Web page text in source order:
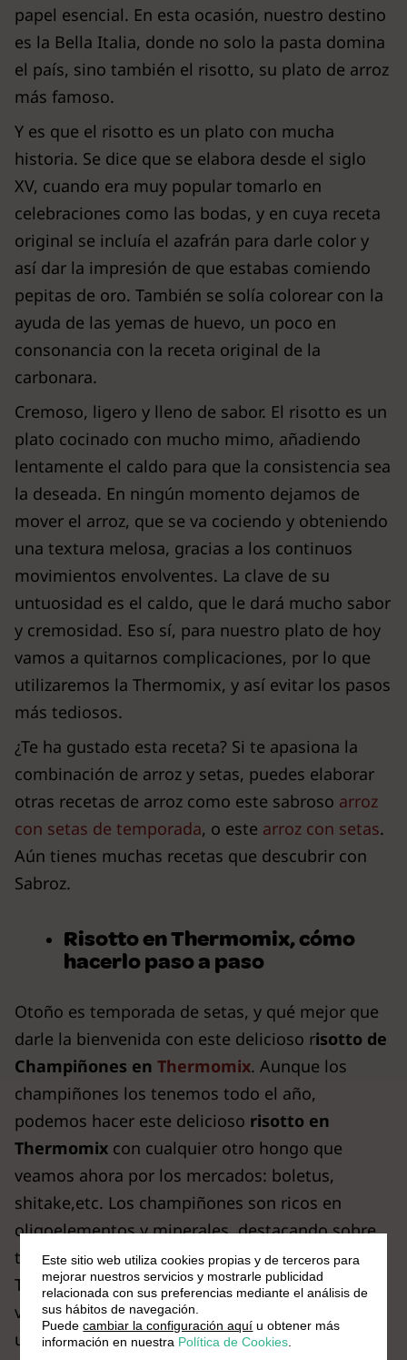
papel esencial. En esta ocasión, nuestro destino
es la Bella Italia, donde no solo la pasta domina
el país, sino también el risotto, su plato de arroz
más famoso.
Y es que el risotto es un plato con mucha
historia. Se dice que se elabora desde el siglo
XV, cuando era muy popular tomarlo en
celebraciones como las bodas, y en cuya receta
original se incluía el azafrán para darle color y
así dar la impresión de que estabas comiendo
pepitas de oro. También se solía colorear con la
ayuda de las yemas de huevo, un poco en
consonancia con la receta original de la
carbonara.
Cremoso, ligero y lleno de sabor. El risotto es un
plato cocinado con mucho mimo, añadiendo
lentamente el caldo para que la consistencia sea
la deseada. En ningún momento dejamos de
mover el arroz, que se va cociendo y obteniendo
una textura melosa, gracias a los continuos
movimientos envolventes. La clave de su
untuosidad es el caldo, que le dará mucho sabor
y cremosidad. Eso sí, para nuestro plato de hoy
vamos a quitarnos complicaciones, por lo que
utilizaremos la Thermomix, y así evitar los pasos
más tediosos.
¿Te ha gustado esta receta? Si te apasiona la
combinación de arroz y setas, puedes elaborar
otras recetas de arroz como este sabroso arroz
con setas de temporada, o este arroz con setas.
Aún tienes muchas recetas que descubrir con
Sabroz.
Risotto en Thermomix, cómo
hacerlo paso a paso
Otoño es temporada de setas, y qué mejor que
darle la bienvenida con este delicioso risotto de
Champiñones en Thermomix. Aunque los
champiñones los tenemos todo el año,
podemos hacer este delicioso risotto en
Thermomix con cualquier otro hongo que
veamos ahora por los mercados: boletus,
shitake,etc. Los champiñones son ricos en
oligoelementos y minerales, destacando sobre
todo la presencia de hierro, potasio y fósforo.
También aportan vitaminas, en especial
vitaminas del complejo B y C. Además, ayudan a
una correcta hidratación de nuestro organismo
Este sitio web utiliza cookies propias y de terceros para
mejorar nuestros servicios y mostrarle publicidad
relacionada con sus preferencias mediante el análisis de
sus hábitos de navegación.
Puedecambiar la configuración aquí u obtener más
información en nuestra Política de Cookies